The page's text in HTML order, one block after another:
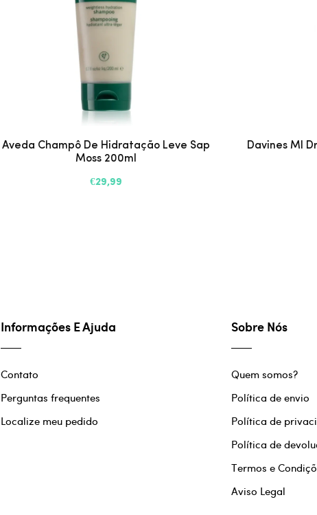
Aveda Champô De Hidratação Leve Sap
Moss 200ml
€29,99
Davines MI
Informações E Ajuda
Contato
Perguntas frequentes
Localize meu pedido
Sobre Nós
Quem somos?
Política de envio
Política de
Política de
Termos e
Aviso Legal